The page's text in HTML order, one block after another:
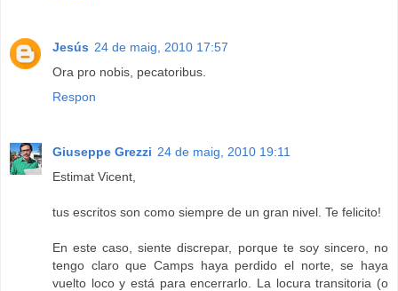
Jesús 24 de maig, 2010 17:57
Ora pro nobis, pecatoribus.
Respon
Giuseppe Grezzi 24 de maig, 2010 19:11
Estimat Vicent,
tus escritos son como siempre de un gran nivel. Te felicito!
En este caso, siente discrepar, porque te soy sincero, no
tengo claro que Camps haya perdido el norte, se haya
vuelto loco y está para encerrarlo. La locura transitoria (o